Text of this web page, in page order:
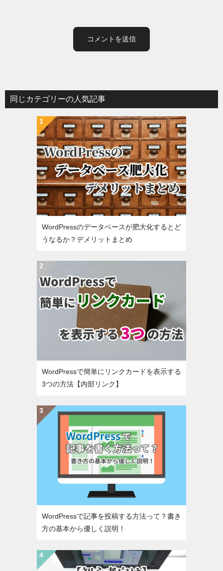
同じカテゴリーの人気記事
WordPressのデータベースが肥大化するとど
うなるか？デメリットまとめ
WordPressで簡単にリンクカードを表示する
3つの方法【内部リンク】
WordPressで記事を投稿する方法って？書き
方の基本から優しく説明！